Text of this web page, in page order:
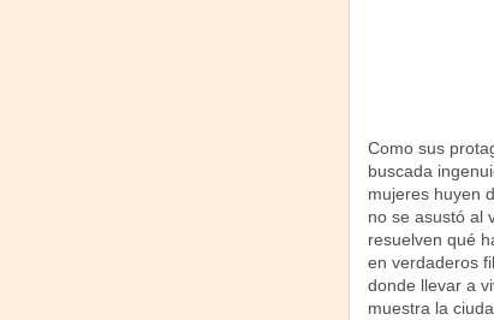
Como sus
buscada
mujeres huyen
no se asustó al
resuelven qué
en verdaderos
donde llevar a
muestra la